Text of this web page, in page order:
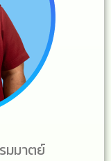
มมาตย์